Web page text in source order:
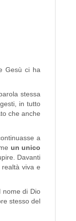
Gesù ci ha
stessa
in tutto
che anche
a
un unico
Davanti
viva e
nome di Dio
stesso del